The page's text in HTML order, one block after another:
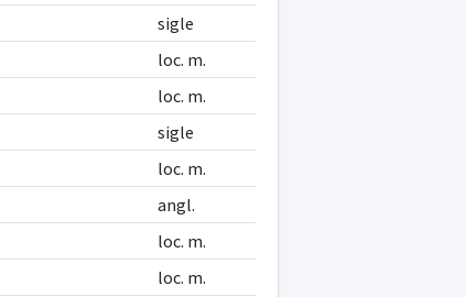
sigle
loc. m.
loc. m.
sigle
loc. m.
angl.
loc. m.
loc. m.